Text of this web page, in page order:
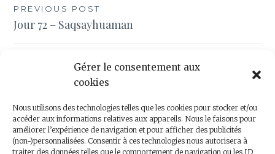
Gérer le consentement aux
cookies
Nous utilisons des technologies telles que les cookies pour stocker et/ou
accéder aux informations relatives aux appareils. Nous le faisons pour
améliorer l’expérience de navigation et pour afficher des publicités
(non-)personnalisées. Consentir à ces technologies nous autorisera à
traiter des données telles que le comportement de navigation ou les ID
Navigation
de
PREVIOUS POST
Jour 72 – Saqsayhuaman
Jour 74 – Vallée Sacrée, jour 2
Rechercher :